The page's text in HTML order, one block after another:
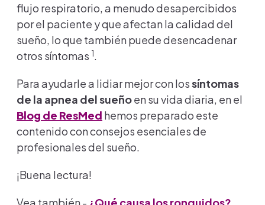
flujo respiratorio, a menudo desapercibidos
por el paciente y que afectan la calidad del
sueño, lo que también puede desencadenar
otros síntomas 1.
Para ayudarle a lidiar mejor con lossíntomas
de la apnea del sueñoen su vida diaria, en el
Blog de ResMed hemos preparado este
contenido con consejos esenciales de
profesionales del sueño.
¡Buena lectura!